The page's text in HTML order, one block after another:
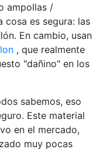
ampollas /
cosa es segura: las
En cambio, usan
, que realmente
"dañino" en los
sabemos, eso
Este material
en el mercado,
muy pocas